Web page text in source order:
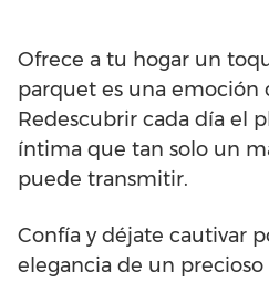
Ofrece a tu hogar un
parquet es una emoción
Redescubrir cada día el
íntima que tan solo un
puede transmitir.
Confía y déjate cautivar
elegancia de un